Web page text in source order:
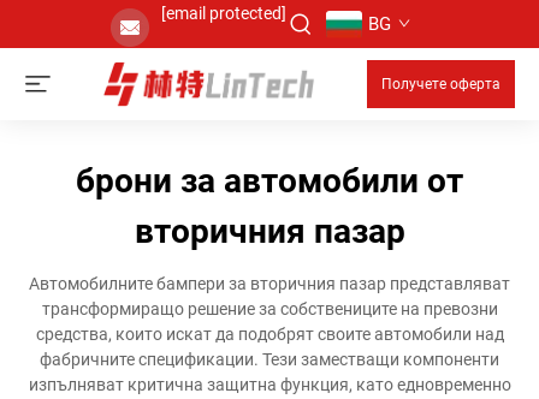
[email protected] BG
Получете оферта
брони за автомобили от
вторичния пазар
Автомобилните бампери за вторичния пазар представляват
трансформиращо решение за собствениците на превозни
средства, които искат да подобрят своите автомобили над
фабричните спецификации. Тези заместващи компоненти
изпълняват критична защитна функция, като едновременно